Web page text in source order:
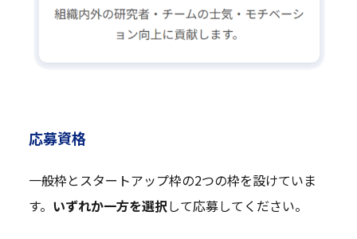
応募資格
一般枠とスタートアップ枠の2つの枠を設けていま
す。 いずれか一方を選択して応募してください。